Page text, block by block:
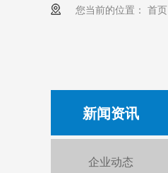
您当前的位置： 首页
新闻资讯
企业动态